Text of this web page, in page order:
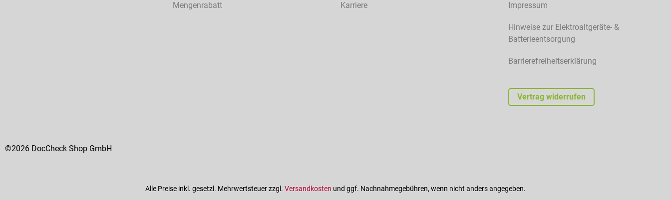
Mengenrabatt Karriere Impressum
Hinweise zur Elektroaltgeräte- &
Batterieentsorgung
Barrierefreiheitserklärung
Vertrag widerrufen
©2026 DocCheck Shop GmbH
Alle Preise inkl. gesetzl. Mehrwertsteuer zzgl. Versandkosten und ggf. Nachnahmegebühren, wenn nicht anders angegeben.